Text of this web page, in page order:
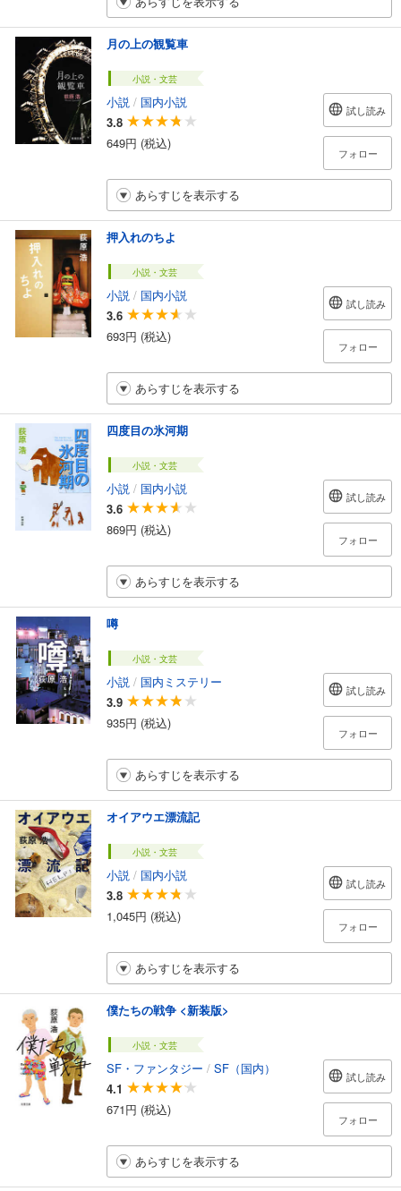
月の上の観覧車
小説・文芸
小説 / 国内小説
3.8
649円 (税込)
試し読み
フォロー
あらすじを表示する
押入れのちよ
小説・文芸
小説 / 国内小説
3.6
693円 (税込)
試し読み
フォロー
あらすじを表示する
四度目の氷河期
小説・文芸
小説 / 国内小説
3.6
869円 (税込)
試し読み
フォロー
あらすじを表示する
噂
小説・文芸
小説 / 国内ミステリー
3.9
935円 (税込)
試し読み
フォロー
あらすじを表示する
オイアウエ漂流記
小説・文芸
小説 / 国内小説
3.8
1,045円 (税込)
試し読み
フォロー
あらすじを表示する
僕たちの戦争 <新装版>
小説・文芸
SF・ファンタジー / SF（国内）
4.1
671円 (税込)
試し読み
フォロー
あらすじを表示する